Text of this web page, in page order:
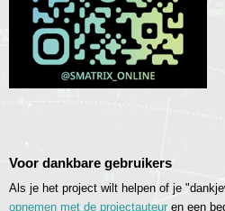
Voor dankbare gebruikers
Als je het project wilt helpen of je
opnemen met de projectauteur en een